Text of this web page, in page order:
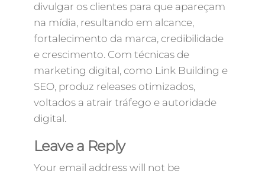
divulgar os clientes para que apareçam
na mídia, resultando em alcance,
fortalecimento da marca, credibilidade
e crescimento. Com técnicas de
marketing digital, como Link Building e
SEO, produz releases otimizados,
voltados a atrair tráfego e autoridade
digital.
Leave a Reply
Your email address will not be